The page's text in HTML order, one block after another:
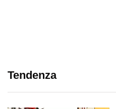
Tendenza